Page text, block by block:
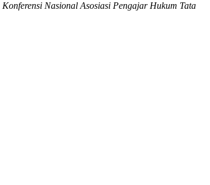
Konferensi Nasional Asosiasi Pengajar Hukum Tata